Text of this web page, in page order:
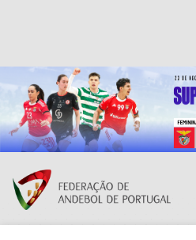
Resultados Andebol
Federação de Andebol de
Grátis - Disponivel na Play